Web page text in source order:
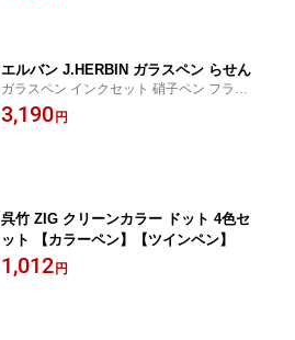
エルバン J.HERBIN ガラスペン らせん
ガラスペン インクセット 硝子ペン フラン
ス エルバン
3,190 円
呉竹 ZIG クリーンカラー ドット 4色セ
ット 【カラーペン】【ツインペン】
1,012 円